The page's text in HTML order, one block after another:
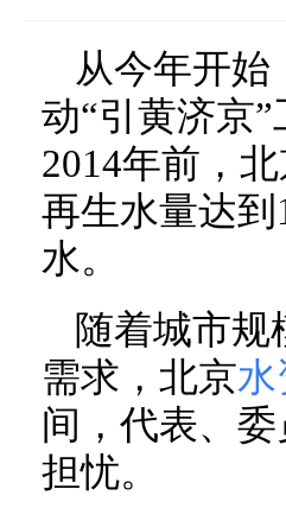
从今年开
动“引黄济京
2014年前，
再生水量达
水。
随着城市
需求，北京水
间，代表、
担忧。